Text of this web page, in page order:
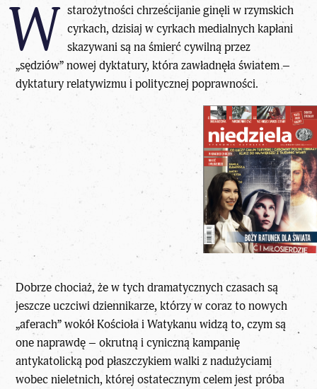
W starożytności chrześcijanie ginęli w rzymskich
cyrkach, dzisiaj w cyrkach medialnych kapłani
skazywani są na śmierć cywilną przez
„sędziów” nowej dyktatury, która zawładnęła światem –
dyktatury relatywizmu i politycznej poprawności.
Dobrze chociaż, że w tych dramatycznych czasach są
jeszcze uczciwi dziennikarze, którzy w coraz to nowych
„aferach” wokół Kościoła i Watykanu widzą to, czym są
one naprawdę – okrutną i cyniczną kampanię
antykatolicką pod płaszczykiem walki z nadużyciami
wobec nieletnich, której ostatecznym celem jest próba